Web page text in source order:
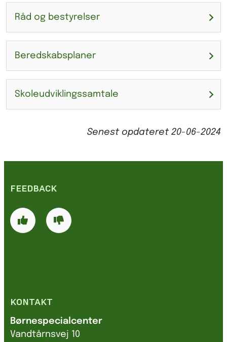
Råd og bestyrelser
Beredskabsplaner
Skoleudviklingssamtale
Senest opdateret 20-06-2024
FEEDBACK
KONTAKT
Børnespecialcenter
Vandtårnsvej 10